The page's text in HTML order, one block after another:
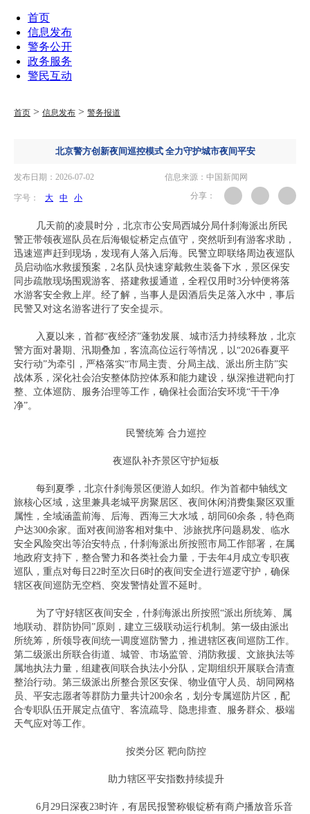
首页
信息发布
警务公开
政务服务
警民互动
首页 > 信息发布 > 警务报道
北京警方创新夜间巡控模式 全力守护城市夜间平安
发布日期：2026-07-02 信息来源：中国新闻网
字号： 大 中 小 分享：
几天前的凌晨时分，北京市公安局西城分局什刹海派出所民
警正带领夜巡队员在后海银锭桥定点值守，突然听到有游客求助，
迅速巡声赶到现场，发现有人落入后海。民警立即联络周边夜巡队
员启动临水救援预案，2名队员快速穿戴救生装备下水，景区保安
同步疏散现场围观游客、搭建救援通道，全程仅用时3分钟便将落
水游客安全救上岸。经了解，当事人是因酒后失足落入水中，事后
民警又对这名游客进行了安全提示。
入夏以来，首都“夜经济”蓬勃发展、城市活力持续释放，北京
警方面对暑期、汛期叠加，客流高位运行等情况，以“2026春夏平
安行动”为牵引，严格落实“市局主责、分局主战、派出所主防”实
战体系，深化社会治安整体防控体系和能力建设，纵深推进靶向打
整、立体巡防、服务治理等工作，确保社会面治安环境“干干净
净”。
民警统筹 合力巡控
夜巡队补齐景区守护短板
每到夏季，北京什刹海景区便游人如织。作为首都中轴线文
旅核心区域，这里兼具老城平房聚居区、夜间休闲消费集聚区双重
属性，全域涵盖前海、后海、西海三大水域，胡同60余条，特色商
户达300余家。面对夜间游客相对集中、涉旅扰序问题易发、临水
安全风险突出等治安特点，什刹海派出所按照市局工作部署，在属
地政府支持下，整合警力和各类社会力量，于去年4月成立专职夜
巡队，重点对每日22时至次日6时的夜间安全进行巡逻守护，确保
辖区夜间巡防无空档、突发警情处置不延时。
为了守好辖区夜间安全，什刹海派出所按照“派出所统筹、属
地联动、群防协同”原则，建立三级联动运行机制。第一级由派出
所统筹，所领导夜间统一调度巡防警力，推进辖区夜间巡防工作。
第二级派出所联合街道、城管、市场监管、消防救援、文旅执法等
属地执法力量，组建夜间联合执法小分队，定期组织开展联合清查
整治行动。第三级派出所整合景区安保、物业值守人员、胡同网格
员、平安志愿者等群防力量共计200余名，划分专属巡防片区，配
合专职队伍开展定点值守、客流疏导、隐患排查、服务群众、极端
天气应对等工作。
按类分区 靶向防控
助力辖区平安指数持续提升
6月29日深夜23时许，有居民报警称银锭桥有商户播放音乐音